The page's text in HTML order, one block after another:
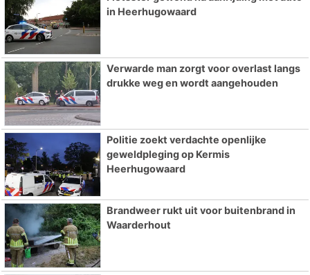
in Heerhugowaard
Verwarde man zorgt voor overlast langs
drukke weg en wordt aangehouden
Politie zoekt verdachte openlijke
geweldpleging op Kermis
Heerhugowaard
Brandweer rukt uit voor buitenbrand in
Waarderhout